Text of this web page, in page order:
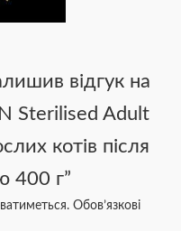
відгук на
Sterilised Adult
котів після
400 г”
Обов’язкові